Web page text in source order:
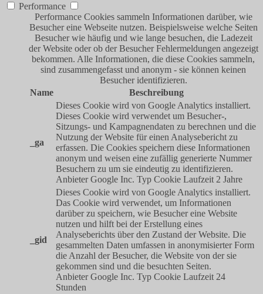
Performance
Performance Cookies sammeln Informationen darüber, wie
Besucher eine Webseite nutzen. Beispielsweise welche Seiten
Besucher wie häufig und wie lange besuchen, die Ladezeit
der Website oder ob der Besucher Fehlermeldungen angezeigt
bekommen. Alle Informationen, die diese Cookies sammeln,
sind zusammengefasst und anonym - sie können keinen
Besucher identifizieren.
Name
Beschreibung
_ga
Dieses Cookie wird von Google Analytics installiert.
Dieses Cookie wird verwendet um Besucher-,
Sitzungs- und Kampagnendaten zu berechnen und die
Nutzung der Website für einen Analysebericht zu
erfassen. Die Cookies speichern diese Informationen
anonym und weisen eine zufällig generierte Nummer
Besuchern zu um sie eindeutig zu identifizieren.
Anbieter Google Inc. Typ Cookie Laufzeit 2 Jahre
_gid
Dieses Cookie wird von Google Analytics installiert.
Das Cookie wird verwendet, um Informationen
darüber zu speichern, wie Besucher eine Website
nutzen und hilft bei der Erstellung eines
Analyseberichts über den Zustand der Website. Die
gesammelten Daten umfassen in anonymisierter Form
die Anzahl der Besucher, die Website von der sie
gekommen sind und die besuchten Seiten.
Anbieter Google Inc. Typ Cookie Laufzeit 24
Stunden